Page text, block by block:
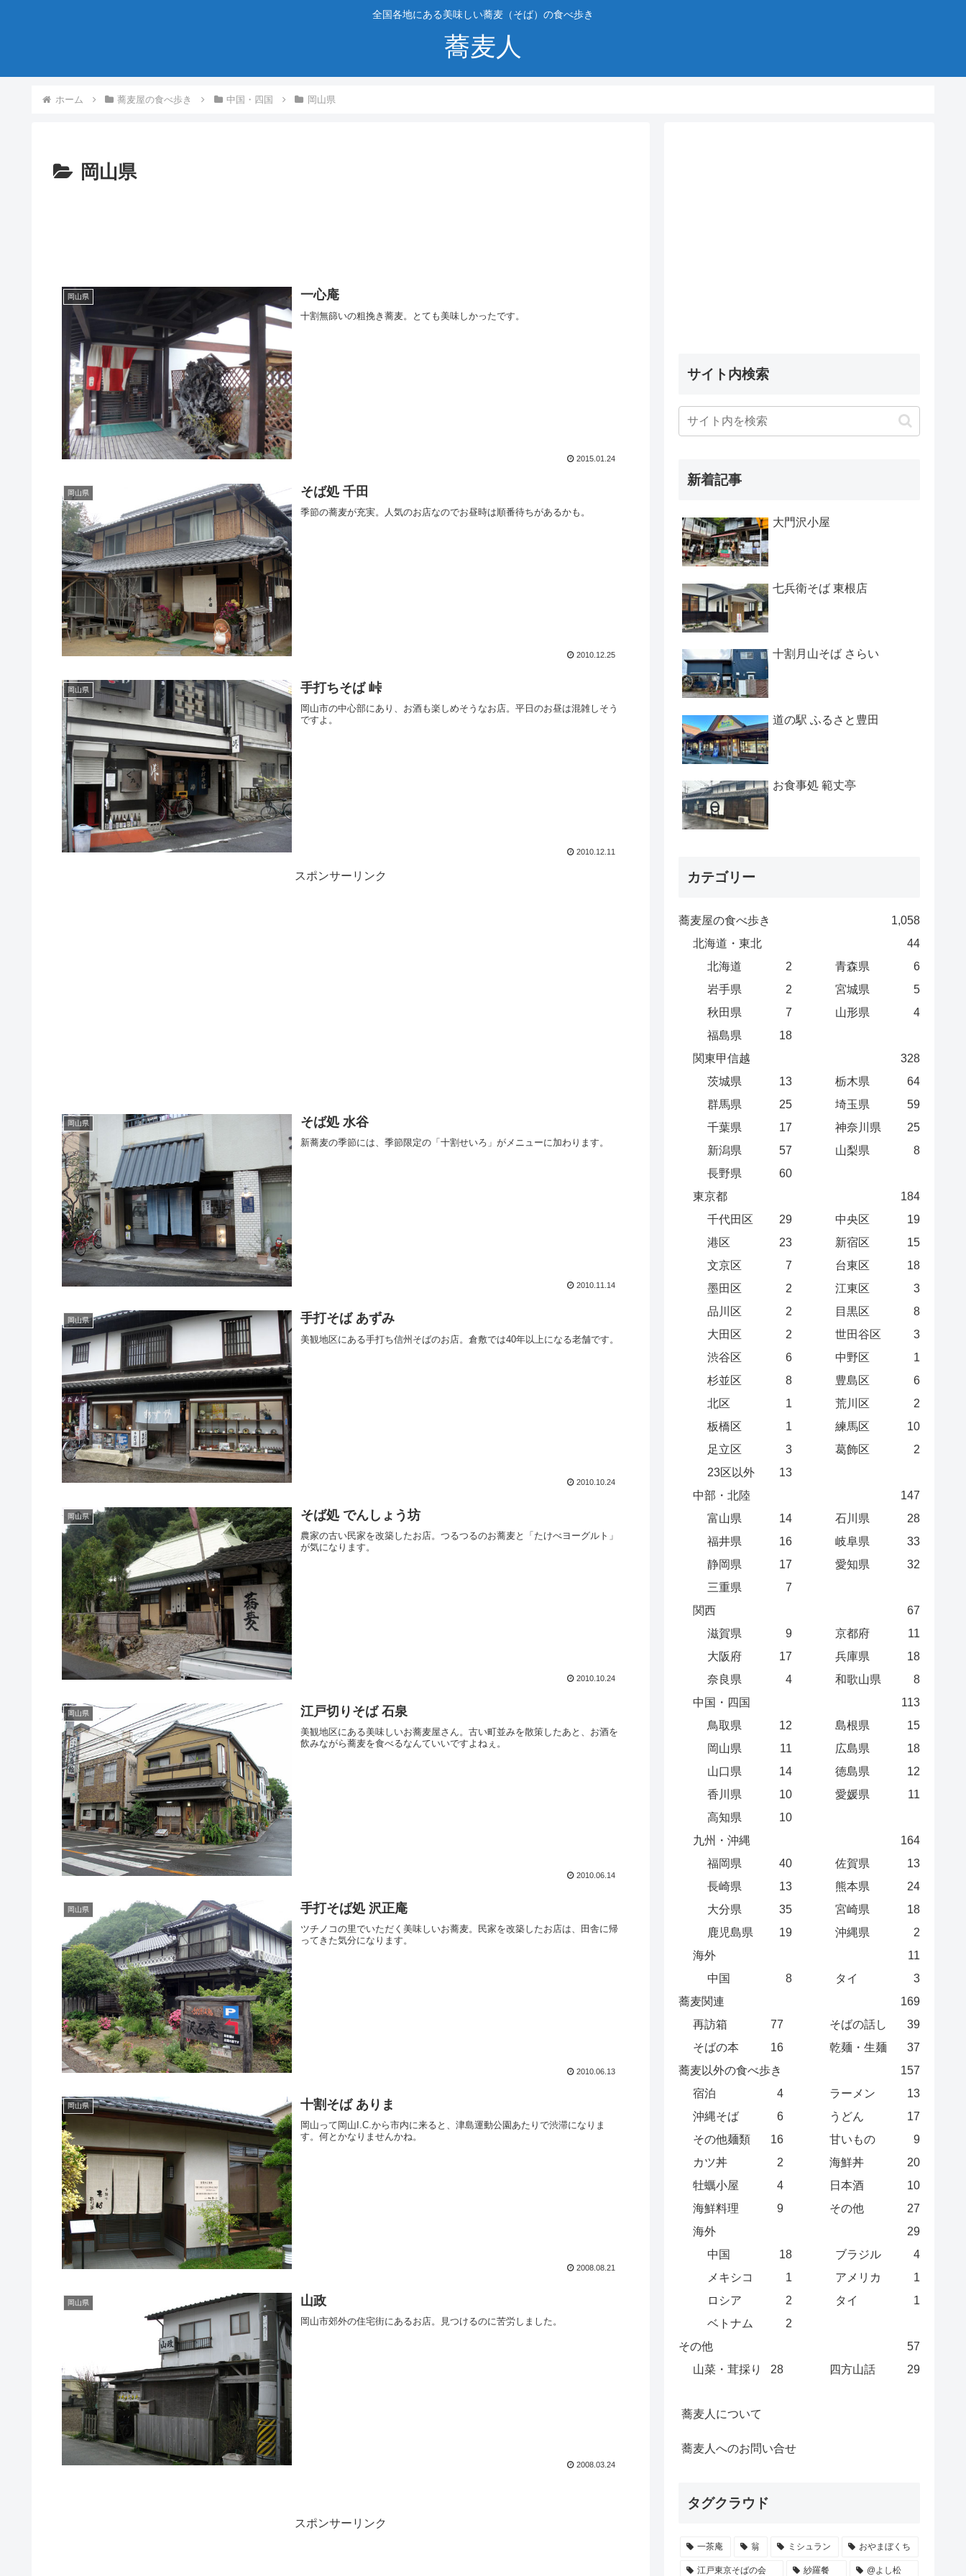
全国各地にある美味しい蕎麦（そば）の食べ歩き
蕎麦人
ホーム 蕎麦屋の食べ歩き 中国・四国 岡山県
岡山県
岡山県 一心庵
十割無篩いの粗挽き蕎麦。とても美味しかったです。
2015.01.24
岡山県 そば処 千田
季節の蕎麦が充実。人気のお店なのでお昼時は順番待ちがあるかも。
2010.12.25
岡山県 手打ちそば 峠
岡山市の中心部にあり、お酒も楽しめそうなお店。平日のお昼は混雑しそう
ですよ。
2010.12.11
スポンサーリンク
岡山県 そば処 水谷
新蕎麦の季節には、季節限定の「十割せいろ」がメニューに加わります。
2010.11.14
岡山県 手打そば あずみ
美観地区にある手打ち信州そばのお店。倉敷では40年以上になる老舗です。
2010.10.24
岡山県 そば処 でんしょう坊
農家の古い民家を改築したお店。つるつるのお蕎麦と「たけべヨーグルト」
が気になります。
2010.10.24
岡山県 江戸切りそば 石泉
美観地区にある美味しいお蕎麦屋さん。古い町並みを散策したあと、お酒を
飲みながら蕎麦を食べるなんていいですよねぇ。
2010.06.14
岡山県 手打そば処 沢正庵
ツチノコの里でいただく美味しいお蕎麦。民家を改築したお店は、田舎に帰
ってきた気分になります。
2010.06.13
岡山県 十割そば ありま
岡山って岡山I.C.から市内に来ると、津島運動公園あたりで渋滞になりま
す。何とかなりませんかね。
2008.08.21
岡山県 山政
岡山市郊外の住宅街にあるお店。見つけるのに苦労しました。
2008.03.24
スポンサーリンク
サイト内検索
新着記事
大門沢小屋
七兵衛そば 東根店
十割月山そば さらい
道の駅 ふるさと豊田
お食事処 範丈亭
カテゴリー
蕎麦屋の食べ歩き
1,058
北海道・東北
44
北海道
2 青森県
6
岩手県
2 宮城県
5
秋田県
7 山形県
4
福島県
18
関東甲信越
328
茨城県
13 栃木県
64
群馬県
25 埼玉県
59
千葉県
17 神奈川県
25
新潟県
57 山梨県
8
長野県
60
東京都
184
千代田区
29 中央区
19
港区
23 新宿区
15
文京区
7 台東区
18
墨田区
2 江東区
3
品川区
2 目黒区
8
大田区
2 世田谷区
3
渋谷区
6 中野区
1
杉並区
8 豊島区
6
北区
1 荒川区
2
板橋区
1 練馬区
10
足立区
3 葛飾区
2
23区以外
13
中部・北陸
147
富山県
14 石川県
28
福井県
16 岐阜県
33
静岡県
17 愛知県
32
三重県
7
関西
67
滋賀県
9 京都府
11
大阪府
17 兵庫県
18
奈良県
4 和歌山県
8
中国・四国
113
鳥取県
12 島根県
15
岡山県
11 広島県
18
山口県
14 徳島県
12
香川県
10 愛媛県
11
高知県
10
九州・沖縄
164
福岡県
40 佐賀県
13
長崎県
13 熊本県
24
大分県
35 宮崎県
18
鹿児島県
19 沖縄県
2
海外
11
中国
8 タイ
3
蕎麦関連
169
再訪箱
77 そばの話し
39
そばの本
16 乾麺・生麺
37
蕎麦以外の食べ歩き
157
宿泊
4 ラーメン
13
沖縄そば
6 うどん
17
その他麺類
16 甘いもの
9
カツ丼
2 海鮮丼
20
牡蠣小屋
4 日本酒
10
海鮮料理
9 その他
27
海外
29
中国
18 ブラジル
4
メキシコ
1 アメリカ
1
ロシア
2 タイ
1
ベトナム
2
その他
57
山菜・茸採り
28 四方山話 29
蕎麦人について
蕎麦人へのお問い合せ
タグクラウド
一茶庵 翁 ミシュラン おやまぼくち
江戸東京そばの会 紗羅餐 @よし松